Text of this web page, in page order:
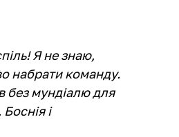
Я не знаю,
набрати команду.
без мундіалю для
і